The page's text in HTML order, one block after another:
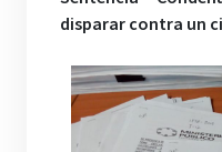
disparar contra un